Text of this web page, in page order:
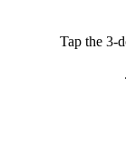
Tap the 3-
.